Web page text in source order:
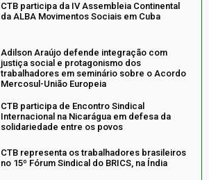
CTB participa da IV Assembleia Continental
da ALBA Movimentos Sociais em Cuba
Adilson Araújo defende integração com
justiça social e protagonismo dos
trabalhadores em seminário sobre o Acordo
Mercosul-União Europeia
CTB participa de Encontro Sindical
Internacional na Nicarágua em defesa da
solidariedade entre os povos
CTB representa os trabalhadores brasileiros
no 15º Fórum Sindical do BRICS, na Índia